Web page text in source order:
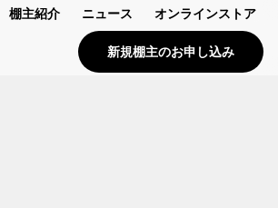
棚主紹介 ニュース オンラインストア
新規棚主のお申し込み